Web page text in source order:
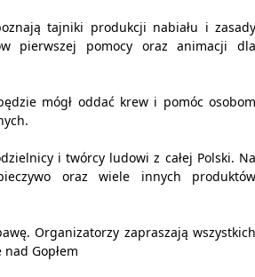
tajniki produkcji nabiału i zasady
pierwszej pomocy oraz animacji dla
mógł oddać krew i pomóc osobom
i twórcy ludowi z całej Polski. Na
oraz wiele innych produktów
Organizatorzy zapraszają wszystkich
Gopłem